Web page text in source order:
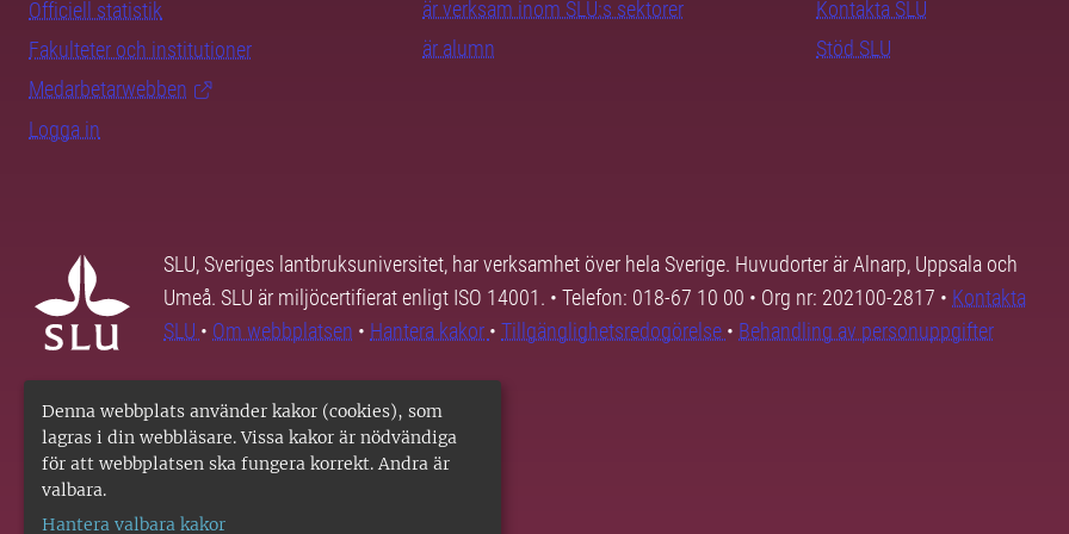
Denna webbplats använder kakor (cookies), som
lagras i din webbläsare. Vissa kakor är nödvändiga
för att webbplatsen ska fungera korrekt. Andra är
valbara.
Hantera valbara kakor
Officiell statistik
Fakulteter och institutioner
Medarbetarwebben
Logga in
är verksam inom SLU:s sektorer
är alumn
Kontakta SLU
Stöd SLU
SLU, Sveriges lantbruksuniversitet, har verksamhet över hela Sverige. Huvudorter är Alnarp, Uppsala och
Umeå. SLU är miljöcertifierat enligt ISO 14001. • Telefon: 018-67 10 00 • Org nr: 202100-2817 • Kontakta
SLU • Om webbplatsen • Hantera kakor • Tillgänglighetsredogörelse • Behandling av personuppgifter